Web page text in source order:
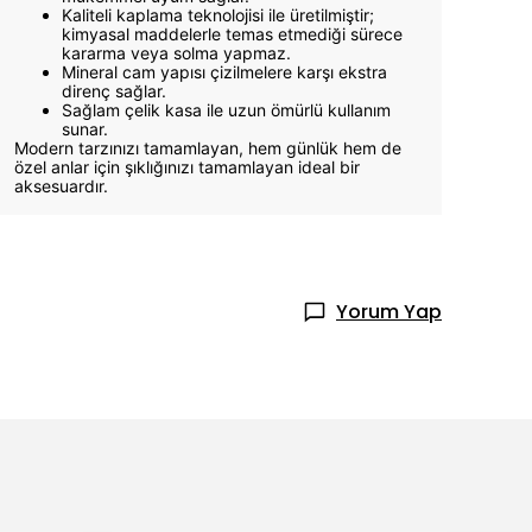
Kaliteli kaplama teknolojisi ile üretilmiştir;
kimyasal maddelerle temas etmediği sürece
kararma veya solma yapmaz.
Mineral cam yapısı çizilmelere karşı ekstra
direnç sağlar.
Sağlam çelik kasa ile uzun ömürlü kullanım
sunar.
Modern tarzınızı tamamlayan, hem günlük hem de
özel anlar için şıklığınızı tamamlayan ideal bir
aksesuardır.
Yorum Yap